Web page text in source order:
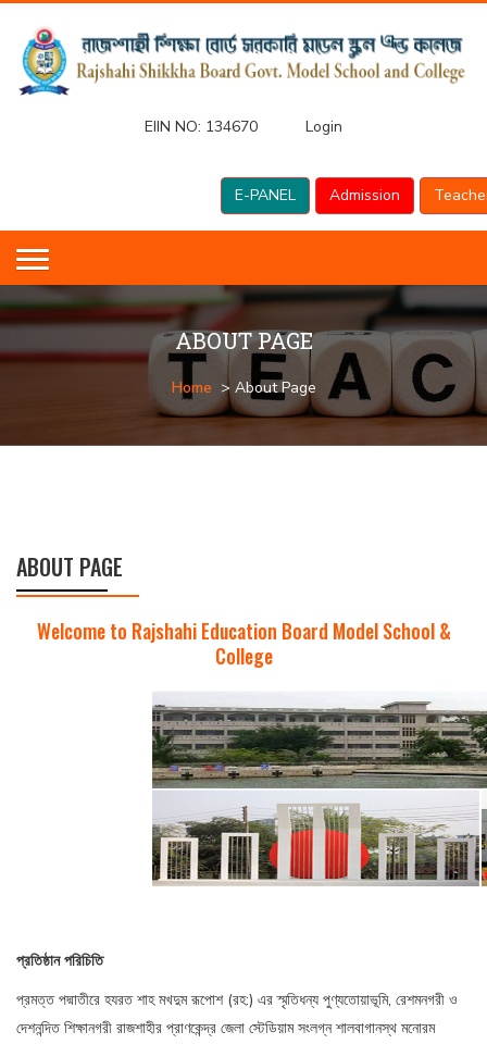
EIIN NO: 134670 Login
E-PANEL Admission
ABOUT PAGE
Home > About Page
ABOUT PAGE
Welcome to Rajshahi Education Board Model School &
College
প্রতিষ্ঠান পরিচিতি
প্রমত্ত পদ্মাতীরে হযরত শাহ মখদুম রূপোশ (রহ:) এর স্মৃতিধন্য পুণ্যতোয়াভূমি, রেশমনগরী ও
দেশনন্দিত শিক্ষানগরী রাজশাহীর প্রাণকেন্দ্র জেলা স্টেডিয়াম সংলগ্ন শালবাগানস্থ মনোরম